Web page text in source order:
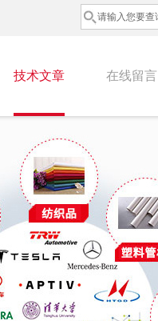
技术文章 在线留言